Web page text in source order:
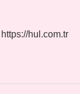
https://hul.com.tr